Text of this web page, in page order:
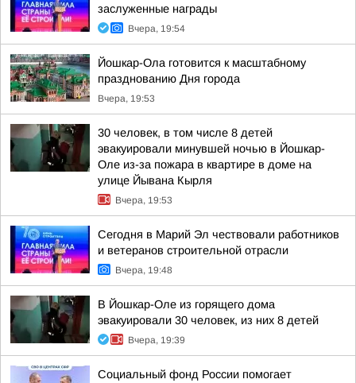
заслуженные награды
Вчера, 19:54
Йошкар-Ола готовится к масштабному
празднованию Дня города
Вчера, 19:53
30 человек, в том числе 8 детей
эвакуировали минувшей ночью в Йошкар-
Оле из-за пожара в квартире в доме на
улице Йывана Кырля
Вчера, 19:53
Сегодня в Марий Эл чествовали работников
и ветеранов строительной отрасли
Вчера, 19:48
В Йошкар-Оле из горящего дома
эвакуировали 30 человек, из них 8 детей
Вчера, 19:39
Социальный фонд России помогает